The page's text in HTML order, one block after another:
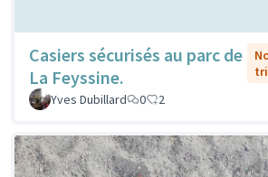
Casiers sécurisés au parc de
La Feyssine.
Yves Dubillard
0 2